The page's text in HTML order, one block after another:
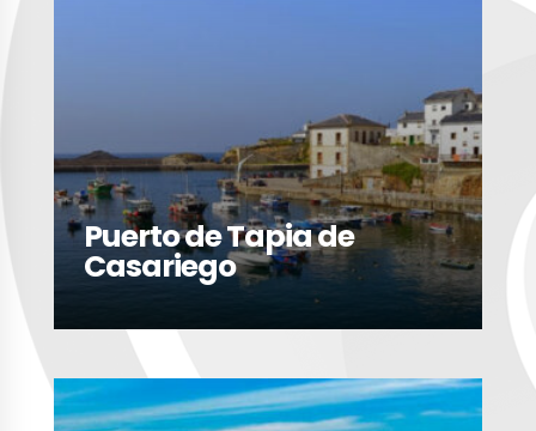
Puerto de Tapia de
Casariego
LEER MÁS